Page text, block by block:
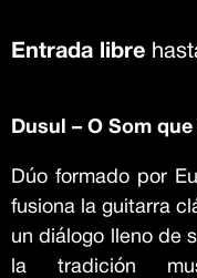
Entrada libre
Dusul – O Som
Dúo formado por
fusiona la guitarra
un diálogo lleno de
la tradición